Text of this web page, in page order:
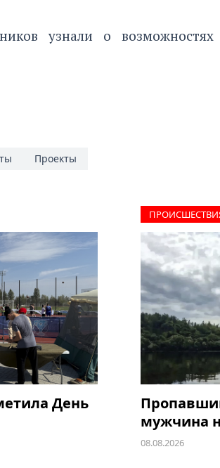
узнали о возможностях
Проекты
День
мужчина
08.08.2026